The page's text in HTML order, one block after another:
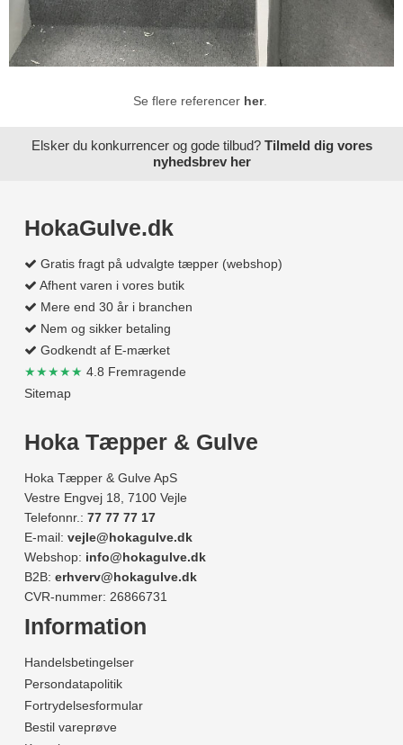
Se flere referencer her.
Elsker du konkurrencer og gode tilbud? Tilmeld dig vores
nyhedsbrev her
HokaGulve.dk
Gratis fragt på udvalgte tæpper (webshop)
Afhent varen i vores butik
Mere end 30 år i branchen
Nem og sikker betaling
Godkendt af E-mærket
★★★★★ 4.8 Fremragende
Sitemap
Hoka Tæpper & Gulve
Hoka Tæpper & Gulve ApS
Vestre Engvej 18, 7100 Vejle
Telefonnr.: 77 77 77 17
E-mail: vejle@hokagulve.dk
Webshop: info@hokagulve.dk
B2B: erhverv@hokagulve.dk
CVR-nummer: 26866731
Information
Handelsbetingelser
Persondatapolitik
Fortrydelsesformular
Bestil vareprøve